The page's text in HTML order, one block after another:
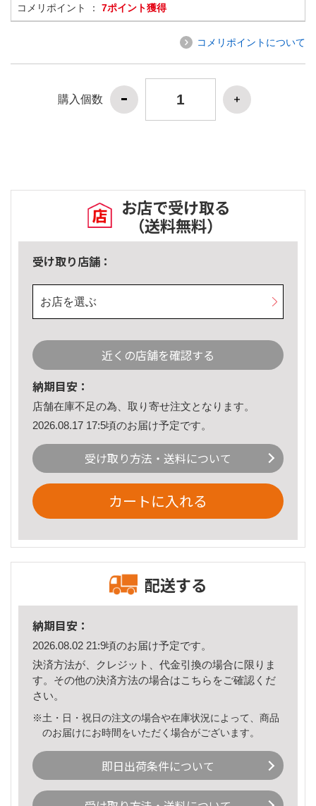
コメリポイント ： 7ポイント獲得
コメリポイントについて
購入個数
お店で受け取る
（送料無料）
受け取り店舗：
お店を選ぶ
近くの店舗を確認する
納期目安：
店舗在庫不足の為、取り寄せ注文となります。
2026.08.17 17:5頃のお届け予定です。
受け取り方法・送料について
カートに入れる
配送する
納期目安：
2026.08.02 21:9頃のお届け予定です。
決済方法が、クレジット、代金引換の場合に限りま
す。その他の決済方法の場合はこちら をご確認くだ
さい。
※土・日・祝日の注文の場合や在庫状況によって、商品
のお届けにお時間をいただく場合がございます。
即日出荷条件について